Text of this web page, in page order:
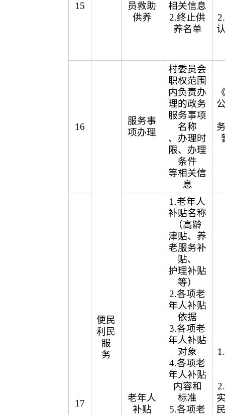
15
员救助
供养
相关信息
2.终止供
养名单
16
便民
利民
服
务
服务事
项办理
村委员会
职权范围
内负责办
理的政务
服务事项
名称
、办理时
限、办理
条件
等相关信
息
17
老年人
补贴
1.老年人
补贴名称
（高龄
津贴、养
老服务补
贴、
护理补贴
等）
2.各项老
年人补贴
依据
3.各项老
年人补贴
对象
4.各项老
年人补贴
内容和
标准
5.各项老